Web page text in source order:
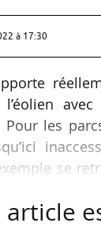
à 17:30
l’éolien
Pour les
se
article